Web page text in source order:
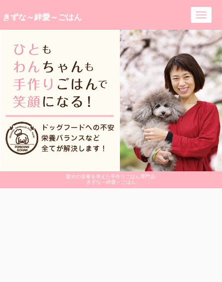
愛犬の栄養を考えた手作りごはん専門店-
きずな～絆愛～ごはん
きずな～絆愛～ごはん